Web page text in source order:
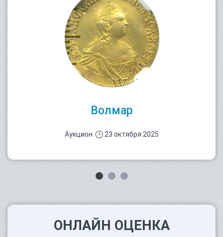
Волмар
Аукцион 23 октября 2025
ОНЛАЙН ОЦЕНКА